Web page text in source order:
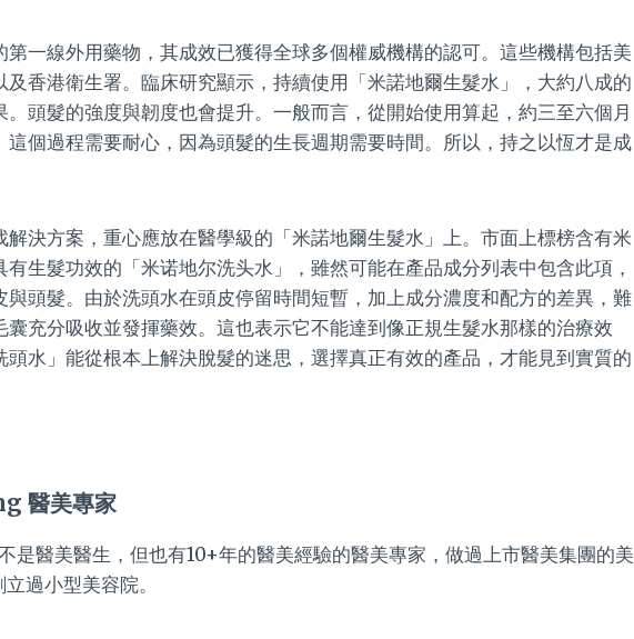
第一線外用藥物，其成效已獲得全球多個權威機構的認可。這些機構包括美
香港衛生署。臨床研究顯示，持續使用「米諾地爾生髮水」，大約八成的
頭髮的強度與韌度也會提升。一般而言，從開始使用算起，約三至六個月
個過程需要耐心，因為頭髮的生長週期需要時間。所以，持之以恆才是成
決方案，重心應放在醫學級的「米諾地爾生髮水」上。市面上標榜含有米
生髮功效的「米诺地尔洗头水」，雖然可能在產品成分列表中包含此項，
頭髮。由於洗頭水在頭皮停留時間短暫，加上成分濃度和配方的差異，難
充分吸收並發揮藥效。這也表示它不能達到像正規生髮水那樣的治療效
水」能從根本上解決脫髮的迷思，選擇真正有效的產品，才能見到實質的
醫美專家
是醫美醫生，但也有10+年的醫美經驗的醫美專家，做過上市醫美集團的美
過小型美容院。